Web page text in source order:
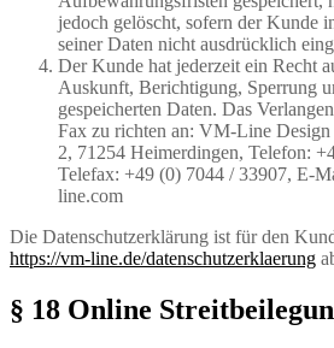
jedoch gelöscht, sofern der Kunde
seiner Daten nicht ausdrücklich
Der Kunde hat jederzeit ein Recht
Auskunft, Berichtigung, Sperrung
gespeicherten Daten. Das
Fax zu richten an: VM-Line
2, 71254 Heimerdingen, Telefon:
Telefax: +49 (0) 7044 / 33907, E-
line.com
Die Datenschutzerklärung ist für den
https://vm-line.de/datenschutzerklaerung
§ 18 Online